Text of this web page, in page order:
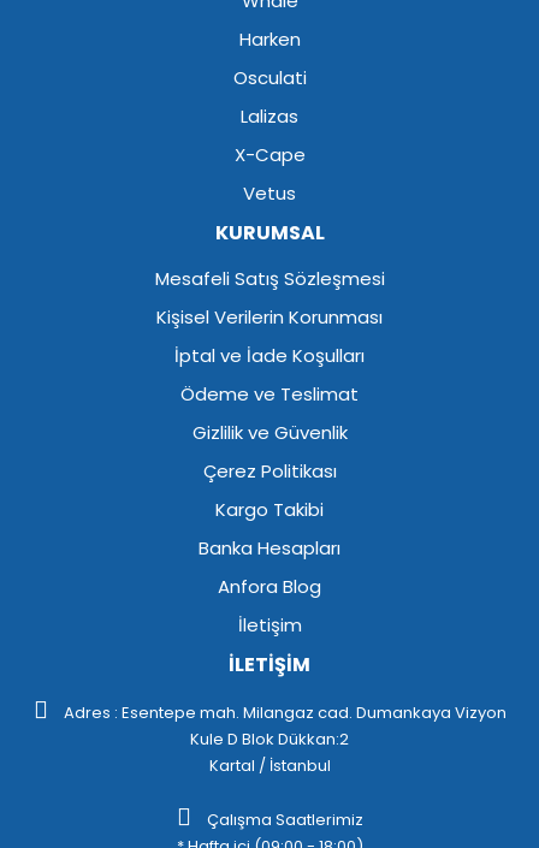
Harken
Osculati
Lalizas
X-Cape
Vetus
KURUMSAL
Mesafeli Satış Sözleşmesi
Kişisel Verilerin Korunması
İptal ve İade Koşulları
Ödeme ve Teslimat
Gizlilik ve Güvenlik
Çerez Politikası
Kargo Takibi
Banka Hesapları
Anfora Blog
İletişim
İLETİŞİM
Adres : Esentepe mah. Milangaz cad. Dumankaya Vizyon
Kule D Blok Dükkan:2
Kartal / İstanbul
Çalışma Saatlerimiz